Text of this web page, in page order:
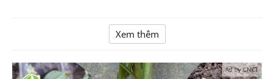
Xem thêm
Ad by CNCT